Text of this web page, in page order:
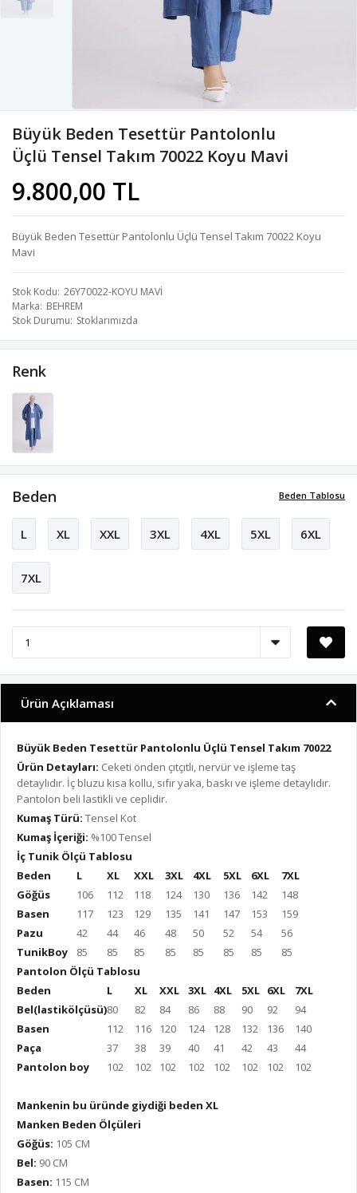
Büyük Beden Tesettür Pantolonlu
Üçlü Tensel Takım 70022 Koyu Mavi
9.800,00 TL
Büyük Beden Tesettür Pantolonlu Üçlü Tensel Takım 70022 Koyu
Mavi
Stok Kodu 26Y70022-KOYU MAVİ
Marka BEHREM
Stok Durumu Stoklarımızda
Renk
Beden Tablosu
Beden
L XL XXL 3XL 4XL 5XL 6XL
7XL
Ürün Açıklaması
Büyük Beden Tesettür Pantolonlu Üçlü Tensel Takım 70022
Ürün Detayları: Ceketi önden çıtçıtlı, nervür ve işleme taş
detaylıdır. İç bluzu kısa kollu, sıfır yaka, baskı ve işleme detaylıdır.
Pantolon beli lastikli ve ceplidir.
Kumaş Türü: Tensel Kot
Kumaş İçeriği: %100 Tensel
İç Tunik Ölçü Tablosu
Beden
L XL XXL 3XL 4XL 5XL 6XL
7XL
Göğüs
106 112 118 124 130 136 142
148
Basen
117 123 129 135 141 147 153
159
Pazu
42 44 46 48 50 52 54
56
TunikBoy
85 85 85 85 85 85 85
85
Pantolon Ölçü Tablosu
Beden
L XL XXL 3XL 4XL 5XL 6XL
7XL
Bel(lastikölçüsü)80 82 84 86 88 90 92
94
Basen
112 116 120 124 128 132 136
140
Paça
37 38 39 40 41 42 43
44
Pantolon boy
102 102 102 102 102 102 102 102
Mankenin bu üründe giydiği beden XL
Manken Beden Ölçüleri
Göğüs: 105 CM
Bel: 90 CM
Basen: 115 CM